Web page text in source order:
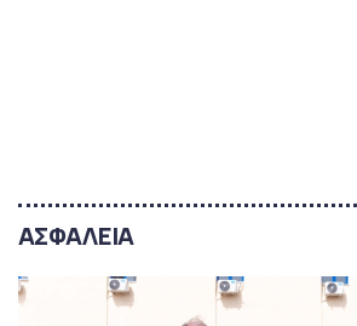
ΑΣΦΑΛΕΙΑ